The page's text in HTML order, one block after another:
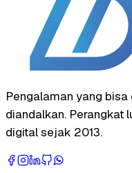
Pengalaman yang
diandalkan. Perangkat
digital sejak 2013.